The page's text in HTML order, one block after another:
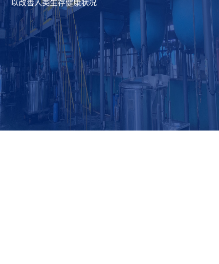
以改善人类生存健康状况